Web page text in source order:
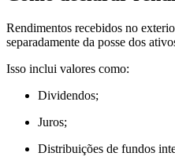
Rendimentos recebidos no
separadamente da posse dos
Isso inclui valores como:
Dividendos;
Juros;
Distribuições de fundos